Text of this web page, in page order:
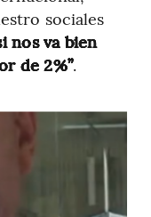
sociales
nos va bien
de 2%”.